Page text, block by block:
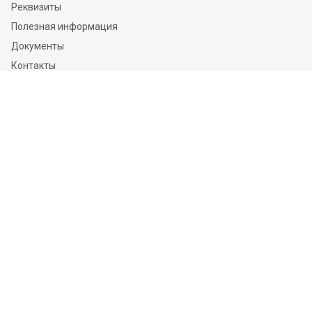
Реквизиты
Полезная информация
Документы
Контакты